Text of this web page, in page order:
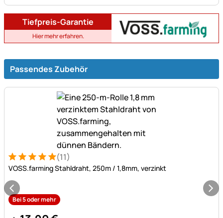
Tiefpreis-Garantie
Hier mehr erfahren.
Passendes Zubehör
Bewertung: 5 von 5 (11 Bewertungen)
11 Bewertungen
(11)
VOSS.farming Stahldraht, 250m / 1,8mm, verzinkt
Bei 5 oder mehr